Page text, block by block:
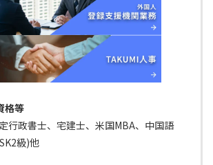
格等
行政書士、宅建士、米国MBA、中国語
級)他